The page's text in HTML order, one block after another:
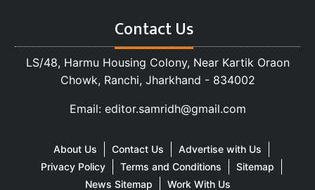
Contact Us
LS/48, Harmu Housing Colony, Near Kartik Oraon
Chowk, Ranchi, Jharkhand - 834002
Email: editor.samridh@gmail.com
About Us Contact Us
Advertise with Us
Privacy Policy
Terms and Conditions
Sitemap
News Sitemap
Work With Us